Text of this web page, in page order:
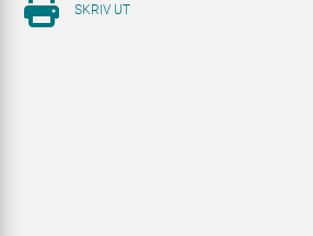
SKRIV UT